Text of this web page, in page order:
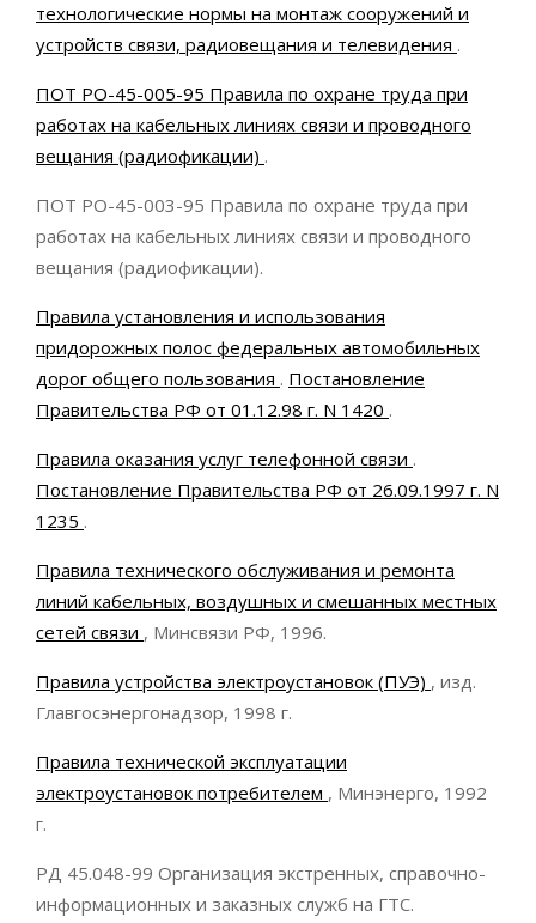
технологические нормы на монтаж сооружений и
устройств связи, радиовещания и телевидения .
ПОТ РО-45-005-95 Правила по охране труда при
работах на кабельных линиях связи и проводного
вещания (радиофикации) .
ПОТ РО-45-003-95 Правила по охране труда при
работах на кабельных линиях связи и проводного
вещания (радиофикации).
Правила установления и использования
придорожных полос федеральных автомобильных
дорог общего пользования . Постановление
Правительства РФ от 01.12.98 г. N 1420 .
Правила оказания услуг телефонной связи .
Постановление Правительства РФ от 26.09.1997 г. N
1235 .
Правила технического обслуживания и ремонта
линий кабельных, воздушных и смешанных местных
сетей связи , Минсвязи РФ, 1996.
Правила устройства электроустановок (ПУЭ) , изд.
Главгосэнергонадзор, 1998 г.
Правила технической эксплуатации
электроустановок потребителем , Минэнерго, 1992
г.
РД 45.048-99 Организация экстренных, справочно-
информационных и заказных служб на ГТС.